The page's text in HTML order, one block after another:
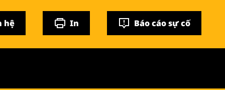
hệ In Báo cáo sự cố